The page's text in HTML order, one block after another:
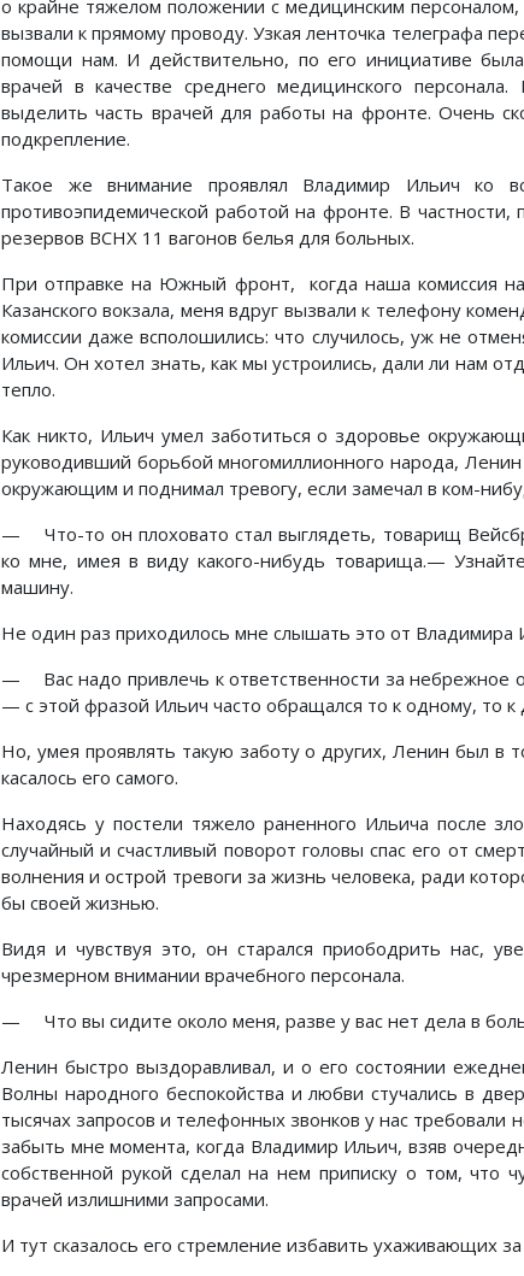
о крайне тяжелом положении с медицинским
вызвали к прямому проводу. Узкая ленточка телеграфа
помощи нам. И действительно, по его инициативе
врачей в качестве среднего медицинского
выделить часть врачей для работы на фронте. Очень
подкрепление.
Такое же внимание проявлял Владимир Ильич ко
противоэпидемической работой на фронте. В
резервов ВСНХ 11 вагонов белья для больных.
При отправке на Южный фронт, когда наша комиссия
Казанского вокзала, меня вдруг вызвали к телефону
комиссии даже всполошились: что случилось, уж не
Ильич. Он хотел знать, как мы устроились, дали ли нам
тепло.
Как никто, Ильич умел заботиться о здоровье
руководивший борьбой многомиллионного народа,
окружающим и поднимал тревогу, если замечал в ком-
— Что-то он плоховато стал выглядеть, товарищ
ко мне, имея в виду какого-нибудь товарища.—
машину.
Не один раз приходилось мне слышать это от Владимира
— Вас надо привлечь к ответственности за небрежное
— с этой фразой Ильич часто обращался то к одному, то к
Но, умея проявлять такую заботу о других, Ленин был в
касалось его самого.
Находясь у постели тяжело раненного Ильича после
случайный и счастливый поворот головы спас его от
волнения и острой тревоги за жизнь человека, ради
бы своей жизнью.
Видя и чувствуя это, он старался приободрить нас,
чрезмерном внимании врачебного персонала.
— Что вы сидите около меня, разве у вас нет дела в
Ленин быстро выздоравливал, и о его состоянии
Волны народного беспокойства и любви стучались в
тысячах запросов и телефонных звонков у нас
забыть мне момента, когда Владимир Ильич, взяв
собственной рукой сделал на нем приписку о том, что
врачей излишними запросами.
И тут сказалось его стремление избавить ухаживающих